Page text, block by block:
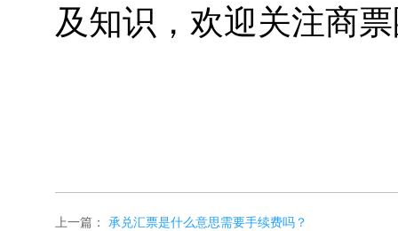
及知识，欢迎关注商
上一篇： 承兑汇票是什么意思需要手续费吗？